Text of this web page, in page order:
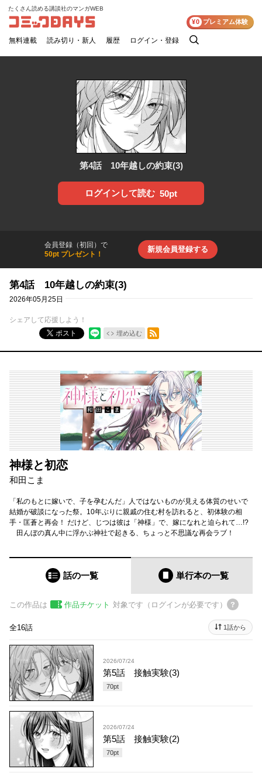
コミックDAYS
たくさん読める講談社のマンガWEB
無料連載 読み切り・新人 履歴 ログイン・登録
検
¥0 プレミアム体験
第4話 10年越しの約束(3)
ログインして読む 50pt
会員登録（初回）で
50pt プレゼント！
新規会員登録する
第4話 10年越しの約束(3)
2026年05月25日
シェアして応援しよう！
ポスト
埋め込む
RSSフィード
神様と初恋
和田こま
「私のもとに嫁いで、子を孕むんだ」人ではないものが見える体質のせいで
結婚が破談になった祭。10年ぶりに親戚の住む村を訪れると、初体験の相
手・匡蒼と再会！ だけど、じつは彼は「神様」で、嫁になれと迫られて…!?
田んぼの真ん中に浮かぶ神社で起きる、ちょっと不思議な再会ラブ！
話の一覧 単行本の一覧
この作品は 作品チケット 対象です（ログインが必要です）
全16話 1話から
2026/07/24
第5話 接触実験(3)
70pt
2026/07/24
第5話 接触実験(2)
70pt